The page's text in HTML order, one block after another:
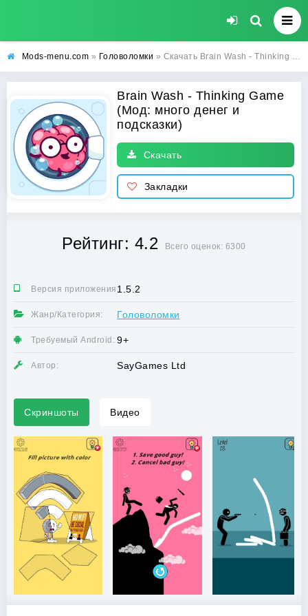
Mods-menu.com » Головоломки » Скачать Brain Wash - Thinking Game взлом на много денег и подсказки бесплатно
Brain Wash - Thinking Game
(Мод: много денег и
подсказки)
Скачать
Закладки
Рейтинг: 4.2 Всего оценок: 6300
Версия приложения:1.5.2
Жанр/Категория: Головоломки
Требуемый Android: 9+
Автор: SayGames Ltd
Скриншоты Видео